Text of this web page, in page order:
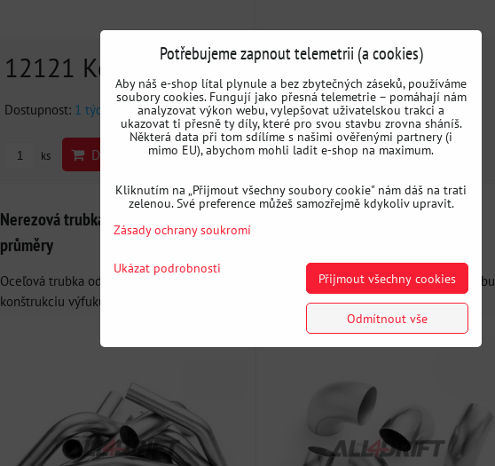
12121 Kč
Dostupnost: 1 týden
ks DO KOŠÍKU
12121 Kč
Dostupnost:1 týden
ks DO KOŠÍKU
Nerezová trubka ohnutá, různé úhly a
průměry
Oceľová trubka odolná voči kyselinám na
konštrukciu výfuku s...
Koleno z nehrdzavejúcej ocele na stavbu
vyfúkových systémov.
Potřebujeme zapnout telemetrii (a cookies)
Aby náš e-shop lítal plynule a bez zbytečných záseků, používáme
soubory cookies. Fungují jako přesná telemetrie – pomáhají nám
analyzovat výkon webu, vylepšovat uživatelskou trakci a
ukazovat ti přesně ty díly, které pro svou stavbu zrovna sháníš.
Některá data při tom sdílíme s našimi ověřenými partnery (i
mimo EU), abychom mohli ladit e-shop na maximum.
Kliknutím na „Přijmout všechny soubory cookie" nám dáš na trati
zelenou. Své preference můžeš samozřejmě kdykoliv upravit.
Zásady ochrany soukromí
Ukázat podrobnosti
Přijmout všechny cookies
Odmítnout vše